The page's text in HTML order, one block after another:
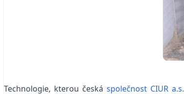
Technologie, kterou česká společnost CIUR a.s.